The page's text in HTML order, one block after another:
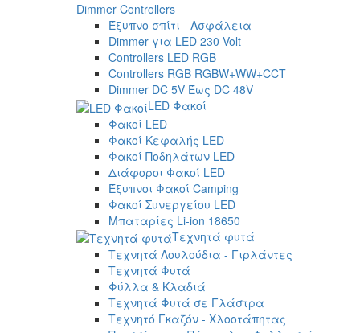
Dimmer Controllers
Έξυπνο σπίτι - Ασφάλεια
Dimmer για LED 230 Volt
Controllers LED RGB
Controllers RGB RGBW+WW+CCT
Dimmer DC 5V Έως DC 48V
LED Φακοί
Φακοί LED
Φακοί Κεφαλής LED
Φακοί Ποδηλάτων LED
Διάφοροι Φακοί LED
Έξυπνοι Φακοί Camping
Φακοί Συνεργείου LED
Μπαταρίες Li-ion 18650
Τεχνητά φυτά
Τεχνητά Λουλούδια - Γιρλάντες
Τεχνητά Φυτά
Φύλλα & Κλαδιά
Τεχνητά Φυτά σε Γλάστρα
Τεχνητό Γκαζόν - Χλοοτάπητας